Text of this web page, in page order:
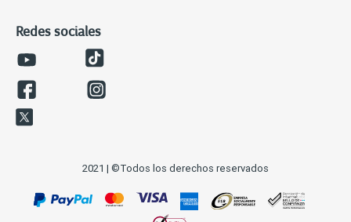
Redes sociales
2021 | ©Todos los derechos reservados